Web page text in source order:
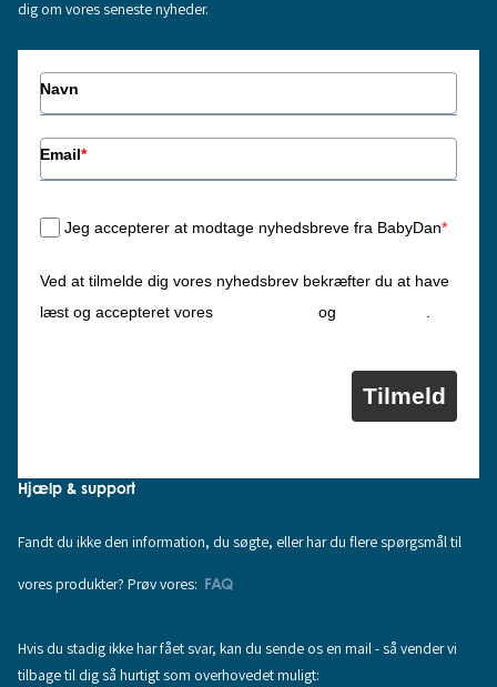
dig om vores seneste nyheder.
Navn
Email*
Jeg accepterer at modtage nyhedsbreve fra BabyDan*
Ved at tilmelde dig vores nyhedsbrev bekræfter du at have
læst og accepteret vores
og
Tilmeld
Hjælp & support
Fandt du ikke den information, du søgte, eller har du flere spørgsmål til
vores produkter? Prøv vores: FAQ
Hvis du stadig ikke har fået svar, kan du sende os en mail - så vender vi
tilbage til dig så hurtigt som overhovedet muligt: